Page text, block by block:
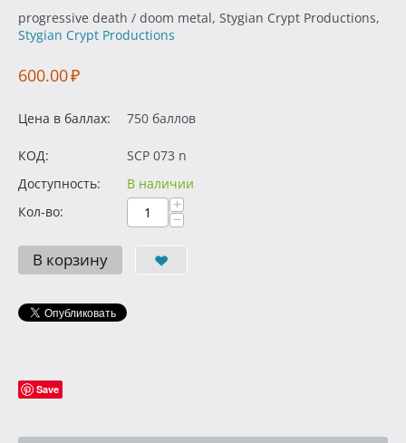
progressive death / doom metal, Stygian Crypt Productions,
Stygian Crypt Productions
600.00₽
Цена в баллах: 750 баллов
КОД:
SCP 073 n
Доступность:
В наличии
Кол-во:
+
−
В корзину
Save